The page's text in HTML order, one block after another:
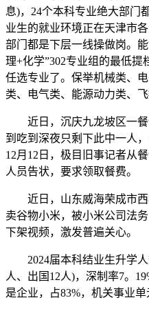
息)，24个本科专业绝大部门
业生的就业环境正在天津市
部门都是下层一线操做岗。
理+化学”302专业组的最低
任选专业了。保举机械类、
类、电气类、能源动力类、
近日，沉庆九龙坡区一餐
到吃到深夜只剩下此中一人
12月12日，极目旧事记者从
人员告状，要求领取餐费。
近日，山东威海荣成市西
卖谷物小米，被小米公司法
下架视频，激发普遍关心。
2024届本科结业生升学人
人、出国12人)，深制率7。
是企业，占83%，机关事业单